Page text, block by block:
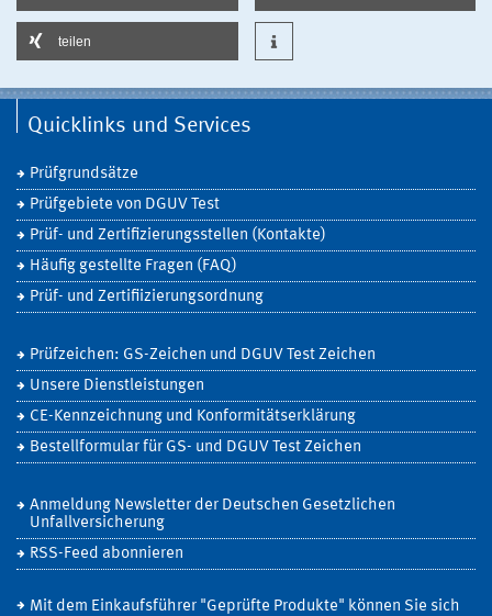
teilen
Quicklinks und Services
Prüfgrundsätze
Prüfgebiete von DGUV Test
Prüf- und Zertifizierungsstellen (Kontakte)
Häufig gestellte Fragen (FAQ)
Prüf- und Zertifiizierungsordnung
Prüfzeichen: GS-Zeichen und DGUV Test Zeichen
Unsere Dienstleistungen
CE-Kennzeichnung und Konformitätserklärung
Bestellformular für GS- und DGUV Test Zeichen
Anmeldung Newsletter der Deutschen Gesetzlichen
Unfallversicherung
RSS-Feed abonnieren
Mit dem Einkaufsführer "Geprüfte Produkte" können Sie sich